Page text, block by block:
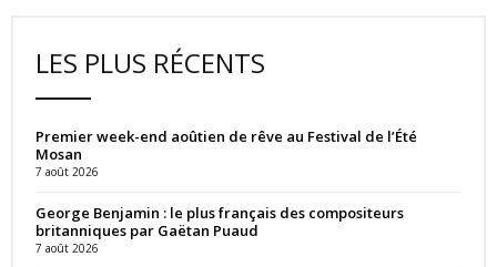
LES PLUS RÉCENTS
Premier week-end aoûtien de rêve au Festival de l’Été
Mosan
7 août 2026
George Benjamin : le plus français des compositeurs
britanniques par Gaëtan Puaud
7 août 2026